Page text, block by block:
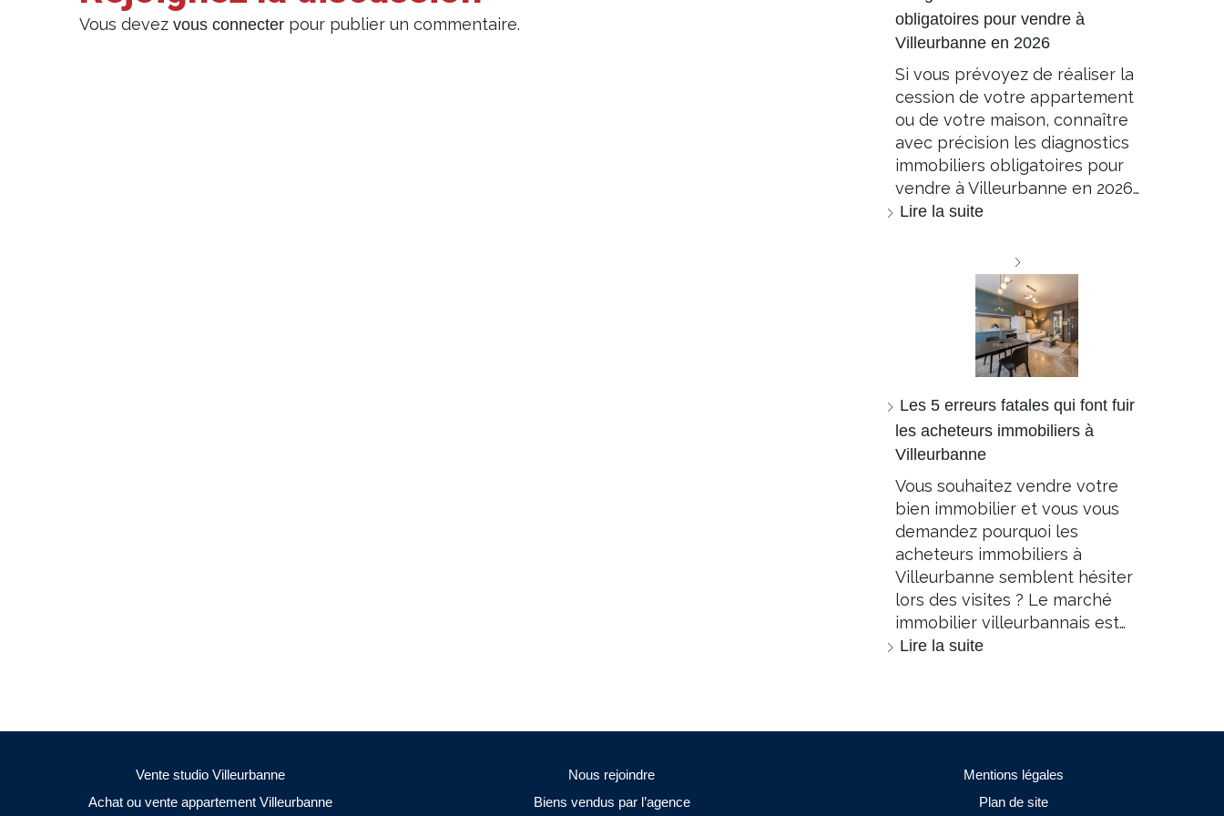
Vous devez vous connecter pour publier un commentaire.
obligatoires pour vendre à
Villeurbanne en 2026
Si vous prévoyez de réaliser la
cession de votre appartement
ou de votre maison, connaître
avec précision les diagnostics
immobiliers obligatoires pour
vendre à Villeurbanne en 2026…
Lire la suite
Les 5 erreurs fatales qui font fuir
les acheteurs immobiliers à
Villeurbanne
Vous souhaitez vendre votre
bien immobilier et vous vous
demandez pourquoi les
acheteurs immobiliers à
Villeurbanne semblent hésiter
lors des visites ? Le marché
immobilier villeurbannais est…
Lire la suite
Vente studio Villeurbanne
Achat ou vente appartement Villeurbanne
Nous rejoindre
Biens vendus par l’agence
Mentions légales
Plan de site